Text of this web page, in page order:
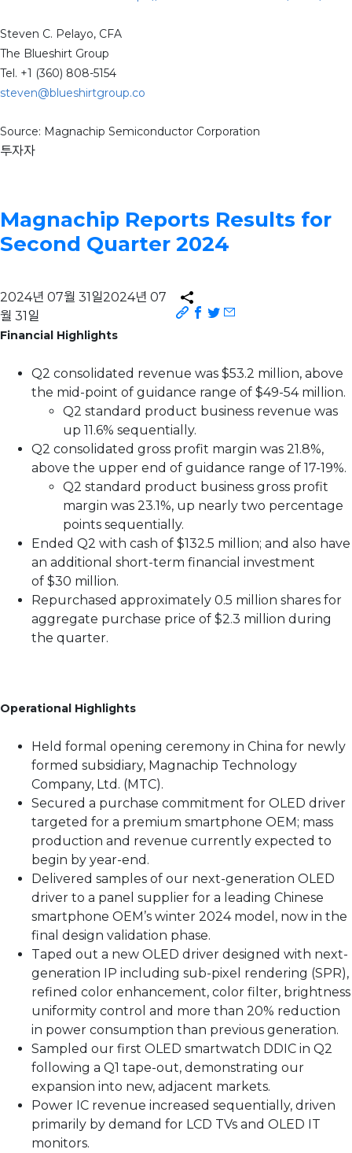
Steven C. Pelayo, CFA
The Blueshirt Group
Tel. +1 (360) 808-5154
steven@blueshirtgroup.co
Source: Magnachip Semiconductor Corporation
투자자
Magnachip Reports Results for
Second Quarter 2024
2024년 07월 31일2024년 07
월 31일
Financial Highlights
Q2 consolidated revenue was $53.2 million, above
the mid-point of guidance range of $49-54 million.
Q2 standard product business revenue was
up 11.6% sequentially.
Q2 consolidated gross profit margin was 21.8%,
above the upper end of guidance range of 17-19%.
Q2 standard product business gross profit
margin was 23.1%, up nearly two percentage
points sequentially.
Ended Q2 with cash of $132.5 million; and also have
an additional short-term financial investment
of $30 million.
Repurchased approximately 0.5 million shares for
aggregate purchase price of $2.3 million during
the quarter.
Operational Highlights
Held formal opening ceremony in China for newly
formed subsidiary, Magnachip Technology
Company, Ltd. (MTC).
Secured a purchase commitment for OLED driver
targeted for a premium smartphone OEM; mass
production and revenue currently expected to
begin by year-end.
Delivered samples of our next-generation OLED
driver to a panel supplier for a leading Chinese
smartphone OEM’s winter 2024 model, now in the
final design validation phase.
Taped out a new OLED driver designed with next-
generation IP including sub-pixel rendering (SPR),
refined color enhancement, color filter, brightness
uniformity control and more than 20% reduction
in power consumption than previous generation.
Sampled our first OLED smartwatch DDIC in Q2
following a Q1 tape-out, demonstrating our
expansion into new, adjacent markets.
Power IC revenue increased sequentially, driven
primarily by demand for LCD TVs and OLED IT
monitors.